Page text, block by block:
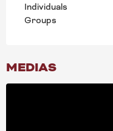
Individuals
Groups
MEDIAS